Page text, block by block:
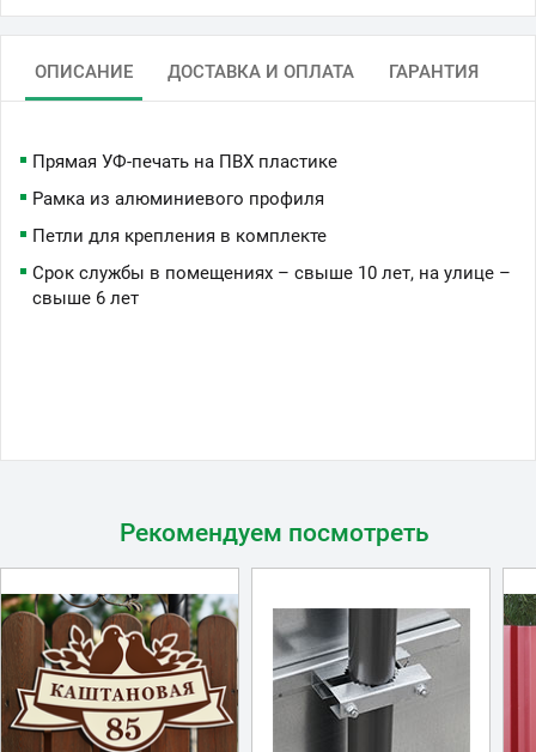
ОПИСАНИЕ ДОСТАВКА И ОПЛАТА ГАРАНТИЯ
Прямая УФ-печать на ПВХ пластике
Рамка из алюминиевого профиля
Петли для крепления в комплекте
Срок службы в помещениях – свыше 10 лет, на улице –
свыше 6 лет
Рекомендуем посмотреть